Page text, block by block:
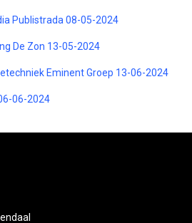
Publistrada 08-05-2024
De Zon 13-05-2024
Eminent Groep 13-06-2024
06-2024